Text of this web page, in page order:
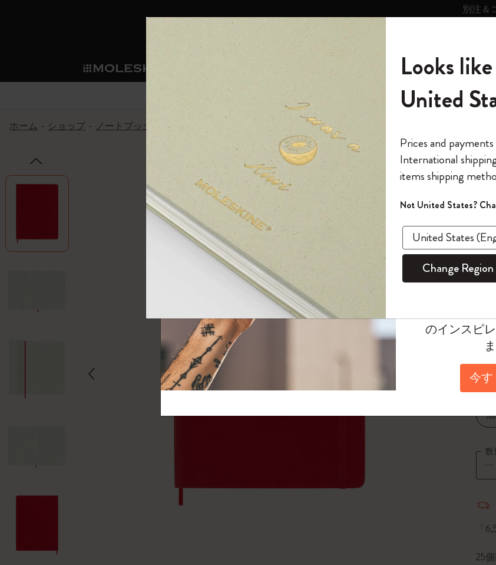
別注＆
ショ
ノートブック
ノートブック
The Original Notebook
ミニノートブックチャーム
カイエ ＆ ジャーナル
セット
パッションジャーナル
スチューデントカイエジャーナル
サブカテゴリ
ダイアリー
パーソナル・ダイアリー
12カ月ダイアリー
15ヶ月プランナー
ウィークリープランナー
デイリープランナー
マンスリープランナー
ライフプランナー・コレクション
モレスキンスマート
サブカテゴリ
すべて見る
スマートライティング・システム
モレスキンスマートスマートとは
アプリ・サービス
ライティングツール
サブカテゴリ
モレスキンスマート
Blackwing x モレスキン
Kaweco x モレスキン
ペン & ペンシル
限定版ノートブック
Reframe サングラス
ムーミン コレクション
キム・ジョンギコレクション
「Alice's Adventures in Wonderland」コレ
『ロード・オブ・ザ・リング』コレク
カラーパターン ノートブック
サクラコレクション
馬年コレクション
ン
キム・ジョンギコレクション
Impressions of Impressionism コレクショ
ン
カサ・バトリョ 限定版コレクション
ゴッホ美術館
すべて見る
バックパック
限定版バックパック
Shopper paper – made Collection
アートを愛する方への贈り物
プロフェッショナルへの贈り物
ミニマリストへの贈り物
マキシマリストへの贈り物
健康を愛する方への贈り物です
趣味を愛する方へのギフト
サブカテゴリ
カントリー・テーマ・ピンズ・コレク
ション
サブカテゴリ
プライドをいつも胸に
Mardi Mercredi × モレスキン
スマートライティング・シス
サブカテゴリ
スマートライティング・システム
スマートノートブック
スマートダイアリー
モレスキンスマートスマート
アプリ・サービス
サブカテゴリ
Notes
モレスキン Journal
モレスキン Planner
パーソナライズサ
ービス
サブカテゴリ
カスタムダイアリー
カスタムノートブック
和紙テープ
ミニノートブックチャーム
別注＆コーポレートギフト
リー
の世界
サブカ
モレスキンメンバーシップ
我々の歴史
モレスキンのマニフェスト
ペンと紙の力
持続可能な創造性
今すぐメンバー登録
ウェルカムオファー: 次回のご購入時に10% オフと送料無料
通常特典: パーソナライズの2冊ご購入で1冊無料
バースデー特典: 1回限りの割引（1ヶ月有効）
先行プレビュー: 新作コレクションへの先行アクセス
伝説的なお得情報: 会員限定の特別サプライズ
セールへの早期アクセス: お得な情報をいち早くチェック
モレスキン限定イベント: 優先アクセス
返品期間の延長: 1ヶ月間
モレスキンの
*メールアドレ
*パスワード
このデバイス
ログイ
6,500円以上のご購入で送料無料
ホーム ショップ ノートブック The Original Notebook クラシック ノートブック
ソ
¥
数
「
25
モレスキ
今すぐ会
「
回注文が10%
ます。セー
のインスピ
今す
Looks
United
Prices and
International
items shipping
Not United States?
Change